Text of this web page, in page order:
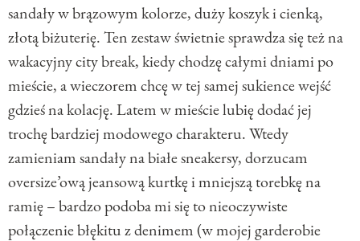
sandały w brązowym kolorze, duży koszyk i cienką,
złotą biżuterię. Ten zestaw świetnie sprawdza się też na
wakacyjny city break, kiedy chodzę całymi dniami po
mieście, a wieczorem chcę w tej samej sukience wejść
gdzieś na kolację. Latem w mieście lubię dodać jej
trochę bardziej modowego charakteru. Wtedy
zamieniam sandały na białe sneakersy, dorzucam
oversize’ową jeansową kurtkę i mniejszą torebkę na
ramię – bardzo podoba mi się to nieoczywiste
połączenie błękitu z denimem (w mojej garderobie